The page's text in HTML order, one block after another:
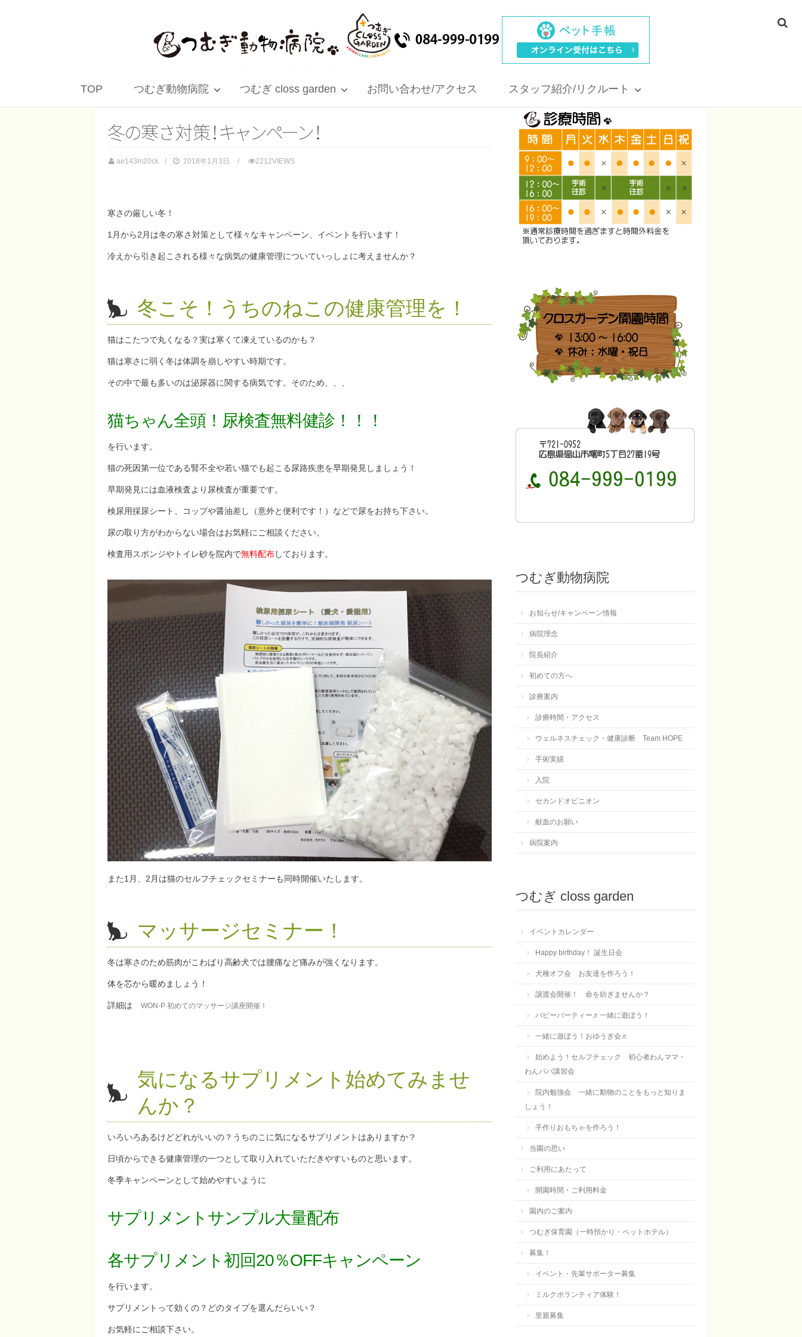
TOP つむぎ動物病院 つむぎ closs garden お問い合わせ/アクセス スタッフ紹介/リクルート
冬の寒さ対策！ キャ ンペーン！
ae143m20ck 2018年1月3日 2212VIEWS
寒さの厳しい冬！
1月から2月は冬の寒さ対策として様々なキャンペーン、イベントを行います！
冷えから引き起こされる様々な病気の健康管理についていっしょに考えませんか？
冬こそ！うちのねこの健康管理を！
猫はこたつで丸くなる？実は寒くて凍えているのかも？
猫は寒さに弱く冬は体調を崩しやすい時期です。
その中で最も多いのは泌尿器に関する病気です。そのため、、、
猫ちゃん全頭！尿検査無料健診！！！
を行います。
猫の死因第一位である腎不全や若い猫でも起こる尿路疾患を早期発見しましょう！
早期発見には血液検査より尿検査が重要です。
検尿用採尿シート、コップや醤油差し（意外と便利です！）などで尿をお持ち下さい。
尿の取り方がわからない場合はお気軽にご相談ください。
検査用スポンジやトイレ砂を院内で無料配布しております。
また1月、2月は猫のセルフチェックセミナーも同時開催いたします。
マッサージセミナー！
冬は寒さのため筋肉がこわばり高齢犬では腰痛など痛みが強くなります。
体を芯から暖めましょう！
詳細は WON-P 初めてのマッサージ講座開催！
気になるサプリメント始めてみませ
んか？
いろいろあるけどどれがいいの？うちのこに気になるサプリメントはありますか？
日頃からできる健康管理の一つとして取り入れていただきやすいものと思います。
冬季キャンペーンとして始めやすいように
サプリメントサンプル大量配布
各サプリメント初回20％OFFキャンペーン
を行います。
サプリメントって効くの？どのタイプを選んだらいい？
お気軽にご相談下さい。
つむぎ動物病院
お知らせ/キャンペーン情報
病院理念
院長紹介
初めての方へ
診療案内
診療時間・アクセス
ウェルネスチェック・健康診断 Team HOPE
手術実績
入院
セカンドオピニオン
献血のお願い
病院案内
つむぎ closs garden
イベントカレンダー
Happy birthday！ 誕生日会
犬種オフ会 お友達を作ろう！
譲渡会開催！ 命を紡ぎませんか？
パピーパーティー♬一緒に遊ぼう！
一緒に遊ぼう！おゆうぎ会♬
始めよう！セルフチェック 初心者わんママ・
わんパパ講習会
院内勉強会 一緒に動物のことをもっと知りま
しょう！
手作りおもちゃを作ろう！
当園の思い
ご利用にあたって
開園時間・ご利用料金
園内のご案内
つむぎ保育園（一時預かり・ペットホテル）
募集！
イベント・先輩サポーター募集
ミルクボランティア体験！
里親募集